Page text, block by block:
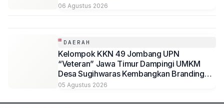
06 Agustus 2026
DAERAH
Kelompok KKN 49 Jombang UPN
“Veteran” Jawa Timur Dampingi UMKM
Desa Sugihwaras Kembangkan Branding
Digital
05 Agustus 2026